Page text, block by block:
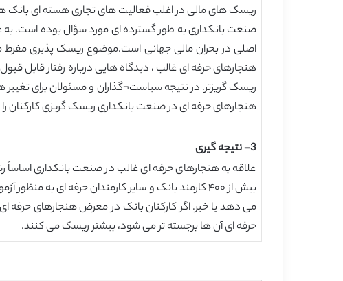
ریسک های مالی در اغلب فعالیت های تجاری هسته ای بانک
صنعت بانکداری به طور گسترده ای مورد سؤال بوده است.
اصلی در بحران مالی جهانی است.موضوع ریسک پذیری مفرط
هنجارهای حرفه ای غالب ، دیدگاه هایی درباره رفتار
ریسک گریزتر. در نتیجه سیاست¬گذاران و مسئولان برای
هنجارهای حرفه ای در صنعت بانکداری ریسک گریزی کارکنان
3- نتیجه گیری
علاقه به هنجارهای حرفه ای غالب در صنعت بانکداری
بیش از ۴۰۰ کارمند بانک و سایر کارمندان حرفه ای به
می دهد یا خیر. اگر کارکنان بانک در معرض هنجارهای حرفه
حرفه ای آن ها برجسته تر می شود، بیشتر ریسک می کنند.